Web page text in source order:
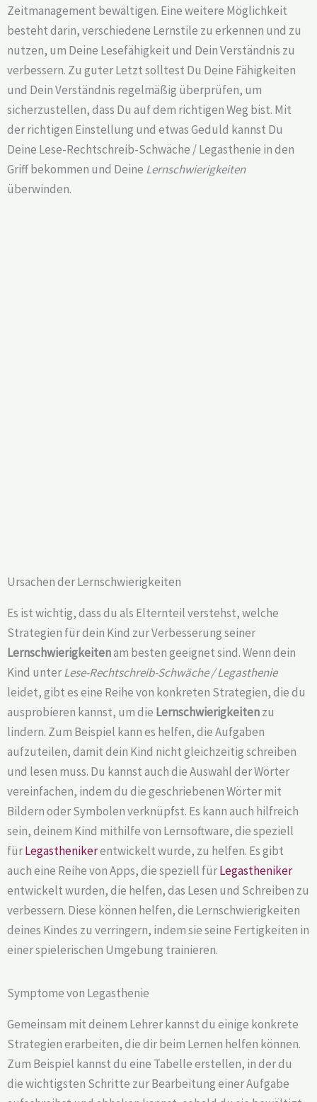
Zeitmanagement bewältigen. Eine weitere Möglichkeit
besteht darin, verschiedene Lernstile zu erkennen und zu
nutzen, um Deine Lesefähigkeit und Dein Verständnis zu
verbessern. Zu guter Letzt solltest Du Deine Fähigkeiten
und Dein Verständnis regelmäßig überprüfen, um
sicherzustellen, dass Du auf dem richtigen Weg bist. Mit
der richtigen Einstellung und etwas Geduld kannst Du
Deine Lese-Rechtschreib-Schwäche / Legasthenie in den
Griff bekommen und Deine Lernschwierigkeiten
überwinden.
Ursachen der Lernschwierigkeiten
Es ist wichtig, dass du als Elternteil verstehst, welche
Strategien für dein Kind zur Verbesserung seiner
Lernschwierigkeitenam besten geeignet sind. Wenn dein
Kind unterLese-Rechtschreib-Schwäche / Legasthenie
leidet, gibt es eine Reihe von konkreten Strategien, die du
ausprobieren kannst, um die Lernschwierigkeitenzu
lindern. Zum Beispiel kann es helfen, die Aufgaben
aufzuteilen, damit dein Kind nicht gleichzeitig schreiben
und lesen muss. Du kannst auch die Auswahl der Wörter
vereinfachen, indem du die geschriebenen Wörter mit
Bildern oder Symbolen verknüpfst. Es kann auch hilfreich
sein, deinem Kind mithilfe von Lernsoftware, die speziell
fürLegasthenikerentwickelt wurde, zu helfen. Es gibt
auch eine Reihe von Apps, die speziell fürLegastheniker
entwickelt wurden, die helfen, das Lesen und Schreiben zu
verbessern. Diese können helfen, die Lernschwierigkeiten
deines Kindes zu verringern, indem sie seine Fertigkeiten in
einer spielerischen Umgebung trainieren.
Symptome von Legasthenie
Gemeinsam mit deinem Lehrer kannst du einige konkrete
Strategien erarbeiten, die dir beim Lernen helfen können.
Zum Beispiel kannst du eine Tabelle erstellen, in der du
die wichtigsten Schritte zur Bearbeitung einer Aufgabe